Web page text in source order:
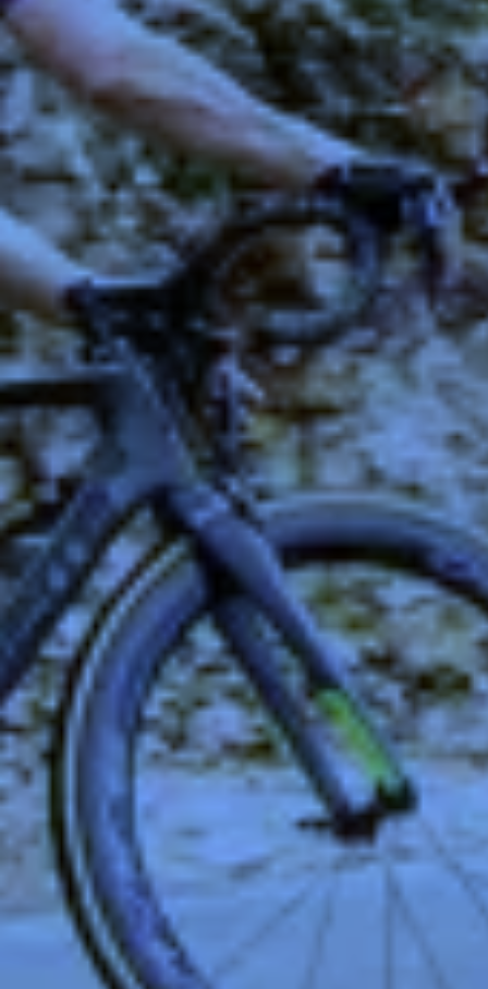
Zeer beperkt
Minimaal nodig om content te kunnen tonen.
Beperkt
Voor website statistieken: om het gebruik van de
excap website te analyseren. We kunnen
bijvoorbeeld op basis van bezoekersstromen
achterhalen welke pagina’s populair zijn en
welke onderdelen in de website aangepast
moeten worden.
Standaard
Voor marketing doeleinden: om na te gaan of
wij de juiste doelgroep bereiken en hiermee
onze advertenties het gewenste resultaat
opleveren. We kunnen op basis van cookies